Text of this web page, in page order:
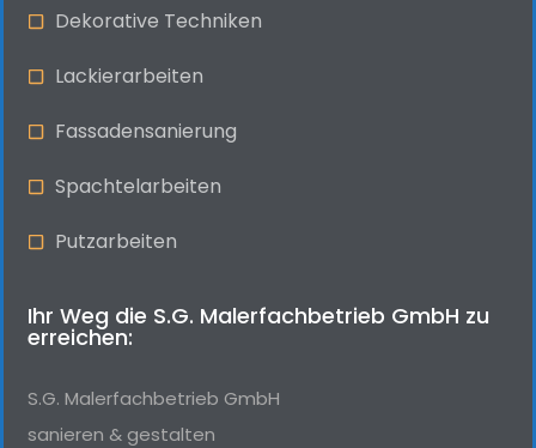
Dekorative Techniken
Lackierarbeiten
Fassadensanierung
Spachtelarbeiten
Putzarbeiten
Ihr Weg die S.G. Malerfachbetrieb GmbH zu
erreichen:
S.G. Malerfachbetrieb GmbH
sanieren & gestalten